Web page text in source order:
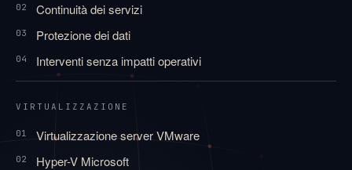
02 Continuità dei servizi
03 Protezione dei dati
04 Interventi senza impatti operativi
VIRTUALIZZAZIONE
01 Virtualizzazione server VMware
02 Hyper-V Microsoft